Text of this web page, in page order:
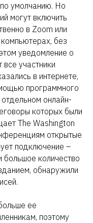
умолчанию. Но
могут включить
в Zoom или
без
уведомление о
участники
в интернете,
программного
онлайн-
которых были
The Washington
открытые
подключение –
большое количество
обнаружили
ее
поэтому